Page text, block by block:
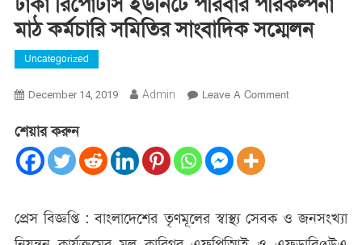
মাঠ কর্মচারি সমিতির সাংবাদিক সম্মেলন
Uncategorized
December 14, 2019 Admin Leave A CommentOn
কর্মচারি
শেয়ার করুন
প্রেস বিজ্ঞপ্তি : বাংলাদেশের তৃণমূলের স্বাস্থ্য সেবক ও জনসংখ্যা